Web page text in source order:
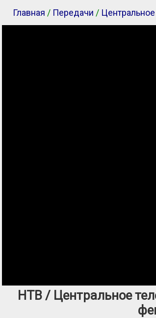
Главная / Передачи /
НТВ / Центральное